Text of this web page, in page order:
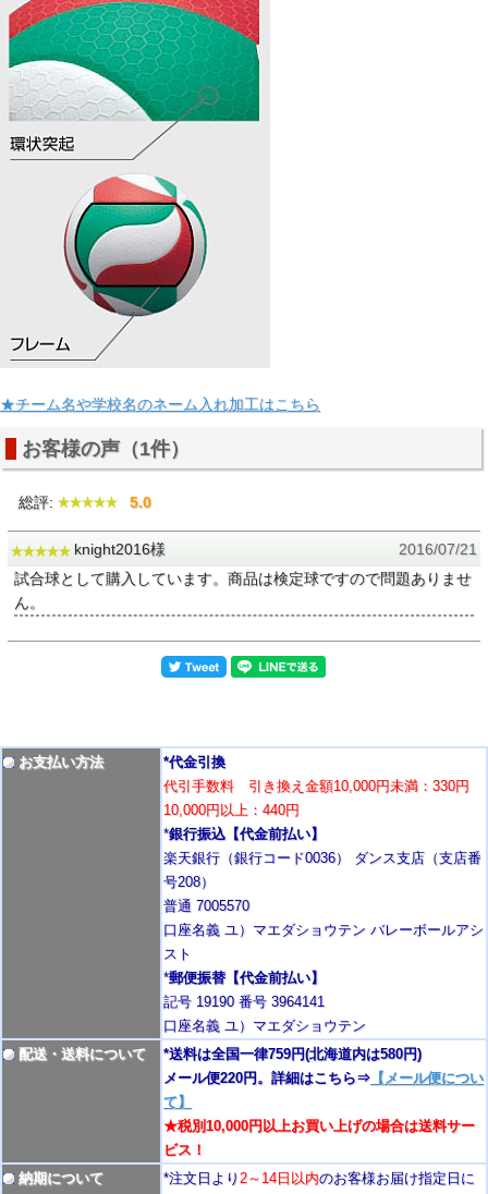
★チーム名や学校名のネーム入れ加工はこちら
お客様の声（1件）
総評: 5.0
knight2016様
2016/07/21
試合球として購入しています。商品は検定球ですので問題ありませ
ん。
お支払い方法
*代金引換
代引手数料 引き換え金額10,000円未満：330円
10,000円以上：440円
*銀行振込【代金前払い】
楽天銀行（銀行コード0036） ダンス支店（支店番
号208）
普通 7005570
口座名義 ユ）マエダショウテン バレーボールアシ
スト
*郵便振替【代金前払い】
記号 19190 番号 3964141
口座名義 ユ）マエダショウテン
配送・送料について
*送料は全国一律759円(北海道内は580円)
メール便220円。詳細はこちら⇒ 【メール便につい
て】
★税別10,000円以上お買い上げの場合は送料サー
ビス！
納期について
*注文日より 2～14日以内のお客様お届け指定日に